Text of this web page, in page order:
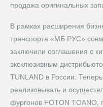
продажа оригинальных
В рамках расширения
транспорта «МБ РУС»
заключили соглашения с
эксклюзивным
TUNLAND в России.
реализовывать и
фургонов FOTON TOANO,